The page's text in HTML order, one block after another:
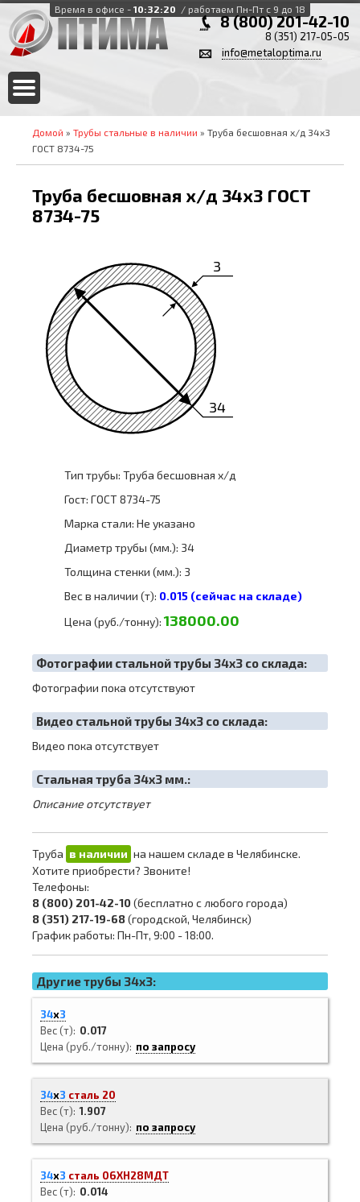
Время в офисе - 10:32:20 / работаем Пн-Пт с 9 до 18
8 (800) 201-42-10
8 (351) 217-05-05
info@metaloptima.ru
Домой » Трубы стальные в наличии » Труба бесшовная х/д 34х3
ГОСТ 8734-75
Труба бесшовная х/д 34х3 ГОСТ
8734-75
34
3
Тип трубы: Труба бесшовная х/д
Гост: ГОСТ 8734-75
Марка стали: Не указано
Диаметр трубы (мм.): 34
Толщина стенки (мм.): 3
Вес в наличии (т): 0.015 (сейчас на складе)
Цена (руб./тонну): 138000.00
Фотографии стальной трубы 34х3 со склада:
Фотографии пока отсутствуют
Видео стальной трубы 34х3 со склада:
Видео пока отсутствует
Cтальная труба 34х3 мм.:
Описание отсутствует
Труба в наличии на нашем складе в Челябинске.
Хотите приобрести? Звоните!
Телефоны:
8 (800) 201-42-10(бесплатно с любого города)
8 (351) 217-19-68(городской, Челябинск)
График работы: Пн-Пт, 9:00 - 18:00.
Другие трубы 34x3:
34х3
Вес (т)
0.017
Цена (руб./тонну)
по запросу
34х3 сталь 20
Вес (т) 1.907
Цена (руб./тонну)
по запросу
34х3 сталь 06ХН28МДТ
Вес (т)
0.014